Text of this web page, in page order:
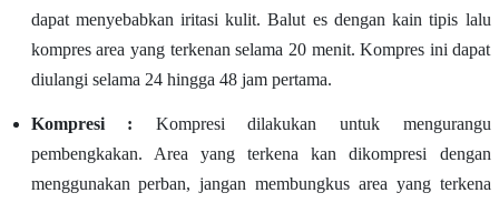
dapat menyebabkan iritasi kulit. Balut es dengan kain tipis lalu
kompres area yang terkenan selama 20 menit. Kompres ini dapat
diulangi selama 24 hingga 48 jam pertama.
Kompresi : Kompresi dilakukan untuk mengurangu
pembengkakan. Area yang terkena kan dikompresi dengan
menggunakan perban, jangan membungkus area yang terkena